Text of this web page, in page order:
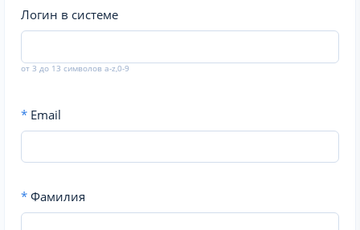
Логин в системе
от 3 до 13 символов a-z,0-9
* Email
* Фамилия